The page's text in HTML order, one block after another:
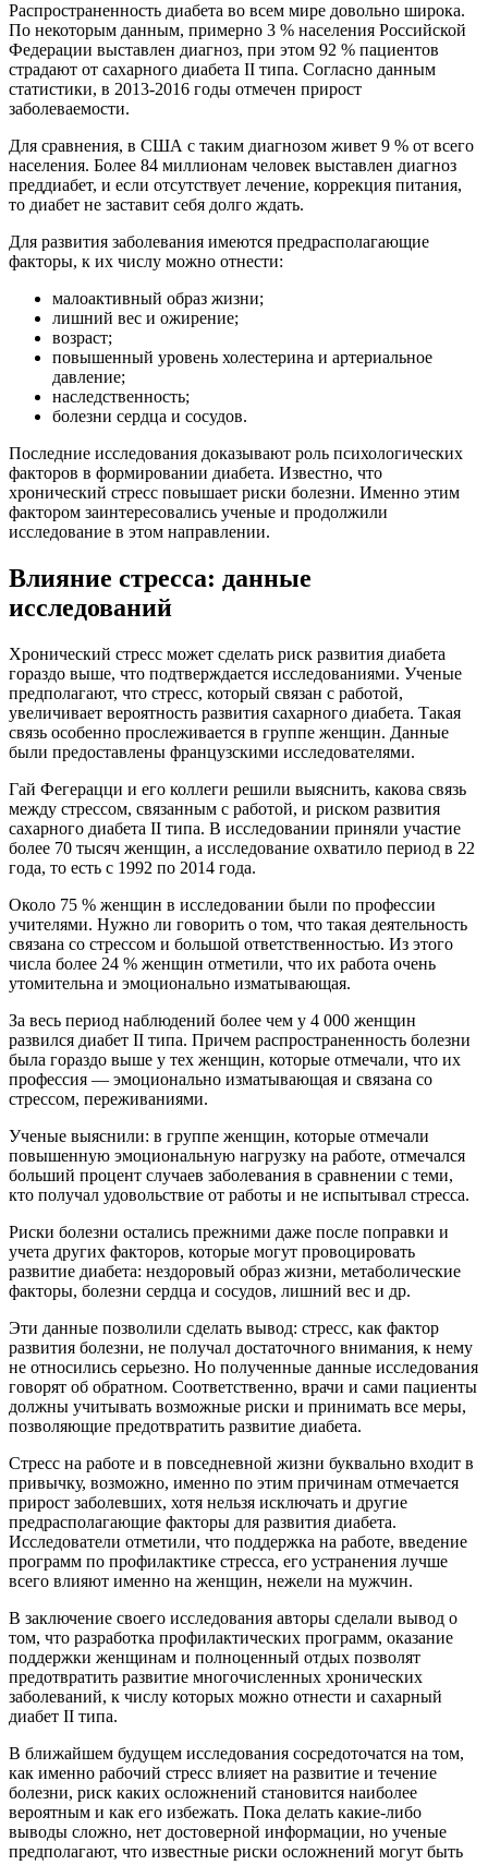
Распространенность диабета во всем мире довольно широка.
По некоторым данным, примерно 3 % населения Российской
Федерации выставлен диагноз, при этом 92 % пациентов
страдают от сахарного диабета II типа. Согласно данным
статистики, в 2013-2016 годы отмечен прирост
заболеваемости.
Для сравнения, в США с таким диагнозом живет 9 % от всего
населения. Более 84 миллионам человек выставлен диагноз
преддиабет, и если отсутствует лечение, коррекция питания,
то диабет не заставит себя долго ждать.
Для развития заболевания имеются предрасполагающие
факторы, к их числу можно отнести:
малоактивный образ жизни;
лишний вес и ожирение;
возраст;
повышенный уровень холестерина и артериальное
давление;
наследственность;
болезни сердца и сосудов.
Последние исследования доказывают роль психологических
факторов в формировании диабета. Известно, что
хронический стресс повышает риски болезни. Именно этим
фактором заинтересовались ученые и продолжили
исследование в этом направлении.
Влияние стресса: данные
исследований
Хронический стресс может сделать риск развития диабета
гораздо выше, что подтверждается исследованиями. Ученые
предполагают, что стресс, который связан с работой,
увеличивает вероятность развития сахарного диабета. Такая
связь особенно прослеживается в группе женщин. Данные
были предоставлены французскими исследователями.
Гай Фегерацци и его коллеги решили выяснить, какова связь
между стрессом, связанным с работой, и риском развития
сахарного диабета II типа. В исследовании приняли участие
более 70 тысяч женщин, а исследование охватило период в 22
года, то есть с 1992 по 2014 года.
Около 75 % женщин в исследовании были по профессии
учителями. Нужно ли говорить о том, что такая деятельность
связана со стрессом и большой ответственностью. Из этого
числа более 24 % женщин отметили, что их работа очень
утомительна и эмоционально изматывающая.
За весь период наблюдений более чем у 4 000 женщин
развился диабет II типа. Причем распространенность болезни
была гораздо выше у тех женщин, которые отмечали, что их
профессия — эмоционально изматывающая и связана со
стрессом, переживаниями.
Ученые выяснили: в группе женщин, которые отмечали
повышенную эмоциональную нагрузку на работе, отмечался
больший процент случаев заболевания в сравнении с теми,
кто получал удовольствие от работы и не испытывал стресса.
Риски болезни остались прежними даже после поправки и
учета других факторов, которые могут провоцировать
развитие диабета: нездоровый образ жизни, метаболические
факторы, болезни сердца и сосудов, лишний вес и др.
Эти данные позволили сделать вывод: стресс, как фактор
развития болезни, не получал достаточного внимания, к нему
не относились серьезно. Но полученные данные исследования
говорят об обратном. Соответственно, врачи и сами пациенты
должны учитывать возможные риски и принимать все меры,
позволяющие предотвратить развитие диабета.
Стресс на работе и в повседневной жизни буквально входит в
привычку, возможно, именно по этим причинам отмечается
прирост заболевших, хотя нельзя исключать и другие
предрасполагающие факторы для развития диабета.
Исследователи отметили, что поддержка на работе, введение
программ по профилактике стресса, его устранения лучше
всего влияют именно на женщин, нежели на мужчин.
В заключение своего исследования авторы сделали вывод о
том, что разработка профилактических программ, оказание
поддержки женщинам и полноценный отдых позволят
предотвратить развитие многочисленных хронических
заболеваний, к числу которых можно отнести и сахарный
диабет II типа.
В ближайшем будущем исследования сосредоточатся на том,
как именно рабочий стресс влияет на развитие и течение
болезни, риск каких осложнений становится наиболее
вероятным и как его избежать. Пока делать какие-либо
выводы сложно, нет достоверной информации, но ученые
предполагают, что известные риски осложнений могут быть